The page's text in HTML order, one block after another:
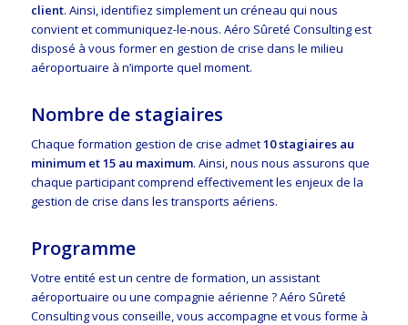
client. Ainsi, identifiez simplement un créneau qui nous
convient et communiquez-le-nous. Aéro Sûreté Consulting est
disposé à vous former en gestion de crise dans le milieu
aéroportuaire à n’importe quel moment.
Nombre de stagiaires
Chaque formation gestion de crise admet10 stagiaires au
minimum et 15 au maximum. Ainsi, nous nous assurons que
chaque participant comprend effectivement les enjeux de la
gestion de crise dans les transports aériens.
Programme
Votre entité est un centre de formation, un assistant
aéroportuaire ou une compagnie aérienne ? Aéro Sûreté
Consulting vous conseille, vous accompagne et vous forme à